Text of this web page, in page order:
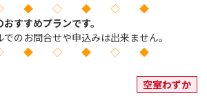
◆ ◇ ◆ ◇ ◆
すすめプランです。
のお問合せや申込みは出来ません。
◆ ◇ ◆ ◇ ◆
空室わずか